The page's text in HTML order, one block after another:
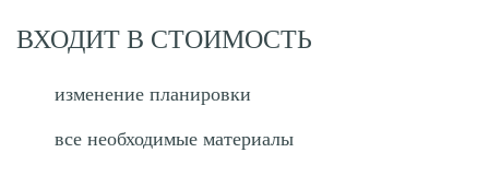
ВХОДИТ В СТОИМОСТЬ
изменение планировки
все необходимые материалы